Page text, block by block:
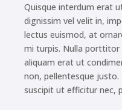
Quisque interdum erat
dignissim vel velit in,
lectus euismod, at
mi turpis. Nulla porttitor
aliquam erat ut
non, pellentesque
suscipit ut efficitur nec,